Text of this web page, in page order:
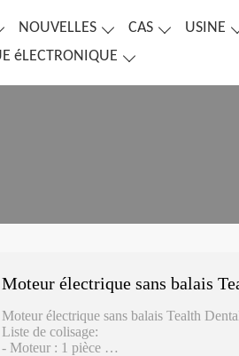
NOUVELLES CAS USINE
éLECTRONIQUE
Moteur électrique sans balais
Moteur électrique sans balais Tealth
Liste de colisage:
- Moteur : 1 pièce